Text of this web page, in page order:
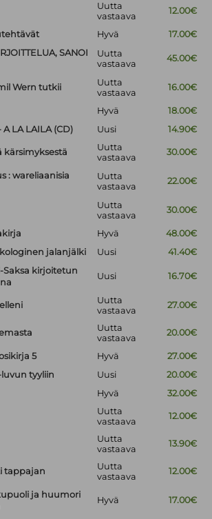
Uutta
vastaava
12.00€
Hyvä
17.00€
SANOI
Uutta
vastaava
45.00€
Wern tutkii
Uutta
vastaava
16.00€
Hyvä
18.00€
LA LAILA (CD)
Uusi 14.90€
kärsimyksestä
Uutta
vastaava
30.00€
: wareliaanisia
Uutta
vastaava
22.00€
Uutta
vastaava
30.00€
Hyvä
48.00€
jalanjälki
Uusi
41.40€
Saksa kirjoitetun
Uusi 16.70€
Uutta
vastaava
27.00€
Uutta
vastaava
20.00€
5 Hyvä
27.00€
tyyliin
Uusi
20.00€
Hyvä 32.00€
Uutta
vastaava
12.00€
Uutta
vastaava
13.90€
tappajan
Uutta
vastaava
12.00€
ja huumori
Hyvä 17.00€